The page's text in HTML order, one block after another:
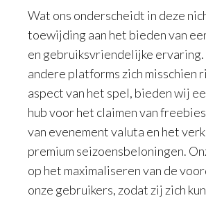
Wat ons onderscheidt in deze
toewijding aan het bieden van
en gebruiksvriendelijke
andere platforms zich misschien
aspect van het spel, bieden wij
hub voor het claimen van
van evenement valuta en het
premium seizoensbeloningen.
op het maximaliseren van de
onze gebruikers, zodat zij zich